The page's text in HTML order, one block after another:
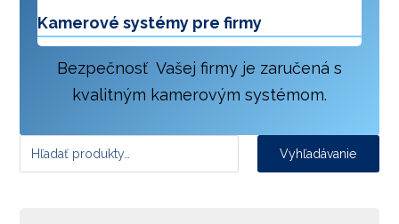
Kamerové systémy pre firmy
Bezpečnosť Vašej firmy je zaručená s
kvalitným kamerovým systémom.
Vyhľadávanie